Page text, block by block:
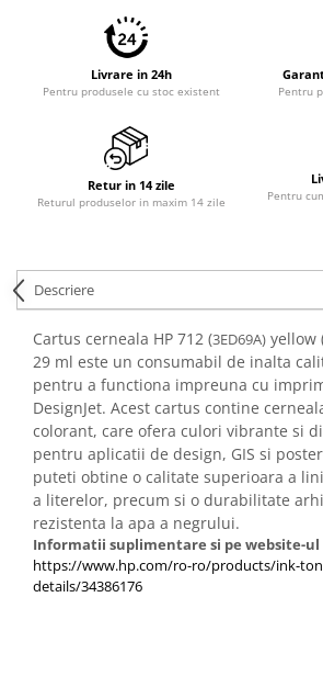
Workstation
All-in-One PC
Monitoare LED
Accesorii monitoare
Componente
Placi video
Procesoare
Placi de baza
Memorii RAM
SSD-uri interne
Hard disk-uri interne
Surse
Livrare in 24h
Pentru produsele cu stoc existent Pentru
Retur in 14 zile
Returul produselor in maxim 14 zile
Pentru
Descriere
Cartus cerneala HP 712 (3ED69A) yellow
29 ml este un consumabil de inalta
pentru a functiona impreuna cu
DesignJet. Acest cartus contine
colorant, care ofera culori vibrante si
pentru aplicatii de design, GIS si
puteti obtine o calitate superioara a
a literelor, precum si o durabilitate
rezistenta la apa a negrului.
Informatii suplimentare si pe website-
https://www.hp.com/ro-ro/products/ink-
details/34386176